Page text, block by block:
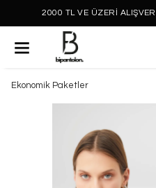
2000 TL VE ÜZERİ
Ekonomik Paketler